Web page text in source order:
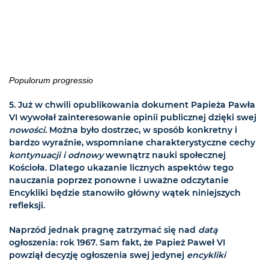
Populorum progressio
5. Już w chwili opublikowania dokument Papieża Pawła
VI wywołał zainteresowanie opinii publicznej dzięki swej
nowości.Można było dostrzec, w sposób konkretny i
bardzo wyraźnie, wspomniane charakterystyczne cechy
kontynuacji i odnowywewnątrz nauki społecznej
Kościoła. Dlatego ukazanie licznych aspektów tego
nauczania poprzez ponowne i uważne odczytanie
Encykliki będzie stanowiło główny wątek niniejszych
refleksji.
Naprzód jednak pragnę zatrzymać się nad datą
ogłoszenia: rok 1967. Sam fakt, że Papież Paweł VI
powziął decyzję ogłoszenia swej jedynej encykliki